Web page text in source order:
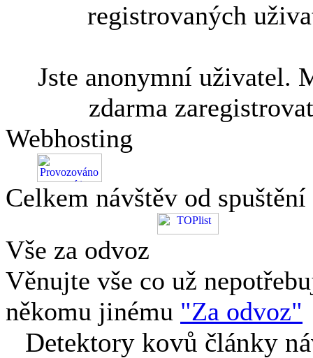
registrovaných
Jste anonymní uživatel.
zdarma
Webhosting
Celkem návštěv od
Vše za odvoz
Věnujte vše co už
někomu jinému "Za odvoz"
Detektory kovů články